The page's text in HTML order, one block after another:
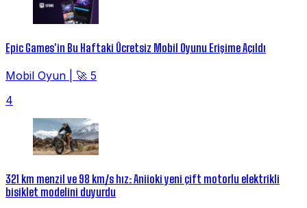
Epic Games'in Bu Haftaki Ücretsiz Mobil Oyunu Erişime Açıldı
Mobil Oyun
🚀 5
4
321 km menzil ve 98 km/s hız: Aniioki yeni çift motorlu elektrikli
bisiklet modelini duyurdu